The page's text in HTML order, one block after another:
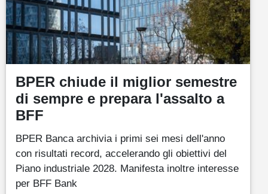
BPER chiude il miglior semestre
di sempre e prepara l'assalto a
BFF
BPER Banca archivia i primi sei mesi dell'anno
con risultati record, accelerando gli obiettivi del
Piano industriale 2028. Manifesta inoltre interesse
per BFF Bank